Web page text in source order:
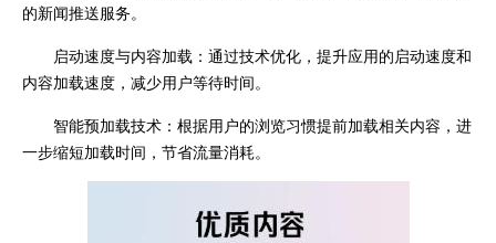
的新闻推送服务。
启动速度与内容加载：通过技术优化，提升应用的启动速度和
内容加载速度，减少用户等待时间。
智能预加载技术：根据用户的浏览习惯提前加载相关内容，进
一步缩短加载时间，节省流量消耗。